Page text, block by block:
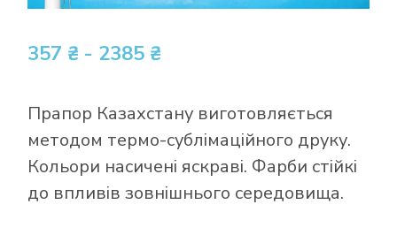
357 ₴ - 2385 ₴
Прапор Казахстану виготовляється
методом термо-сублімаційного друку.
Кольори насичені яскраві. Фарби стійкі
до впливів зовнішнього середовища.